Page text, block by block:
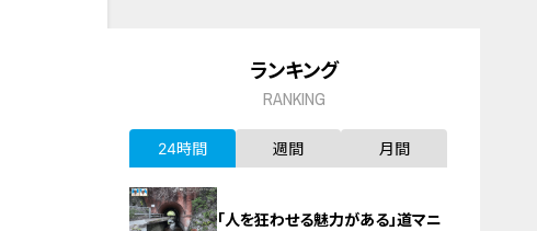
ランキング
RANKING
24時間 週間 月間
「人を狂わせる魅力がある」道マニ